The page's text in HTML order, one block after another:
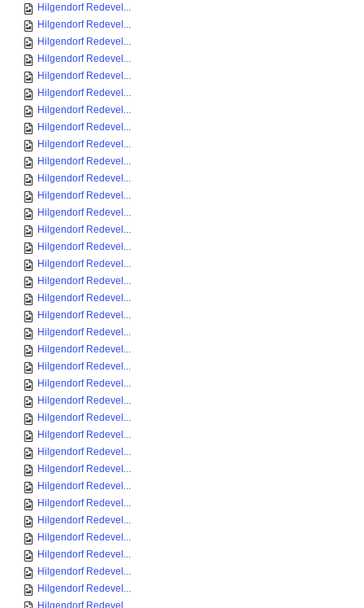
Hilgendorf Redevel...
Hilgendorf Redevel...
Hilgendorf Redevel...
Hilgendorf Redevel...
Hilgendorf Redevel...
Hilgendorf Redevel...
Hilgendorf Redevel...
Hilgendorf Redevel...
Hilgendorf Redevel...
Hilgendorf Redevel...
Hilgendorf Redevel...
Hilgendorf Redevel...
Hilgendorf Redevel...
Hilgendorf Redevel...
Hilgendorf Redevel...
Hilgendorf Redevel...
Hilgendorf Redevel...
Hilgendorf Redevel...
Hilgendorf Redevel...
Hilgendorf Redevel...
Hilgendorf Redevel...
Hilgendorf Redevel...
Hilgendorf Redevel...
Hilgendorf Redevel...
Hilgendorf Redevel...
Hilgendorf Redevel...
Hilgendorf Redevel...
Hilgendorf Redevel...
Hilgendorf Redevel...
Hilgendorf Redevel...
Hilgendorf Redevel...
Hilgendorf Redevel...
Hilgendorf Redevel...
Hilgendorf Redevel...
Hilgendorf Redevel...
Hilgendorf Redevel...